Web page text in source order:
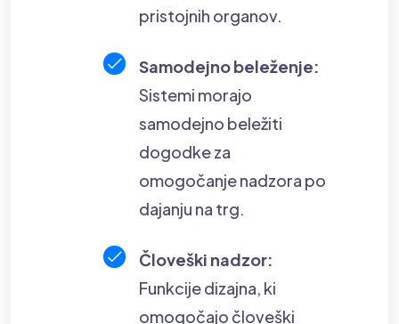
pristojnih organov.
Samodejno beleženje:
Sistemi morajo
samodejno beležiti
dogodke za
omogočanje nadzora po
dajanju na trg.
Človeški nadzor:
Funkcije dizajna, ki
omogočajo človeški